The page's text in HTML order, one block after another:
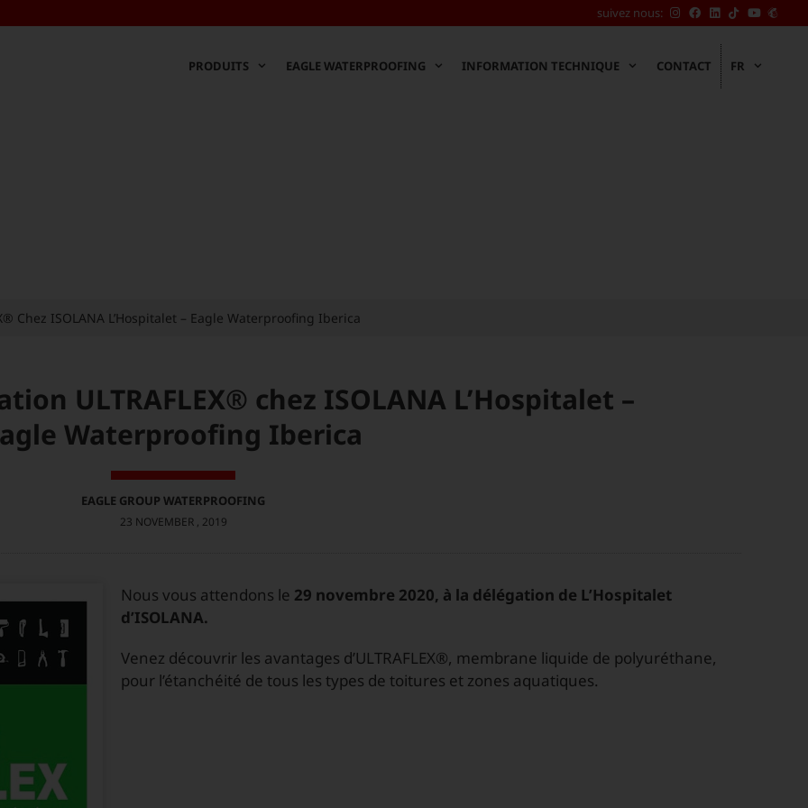
suivez nous:
PRODUITS EAGLE WATERPROOFING INFORMATION TECHNIQUE CONTACT FR
Chez ISOLANA L’Hospitalet – Eagle Waterproofing Iberica
ULTRAFLEX® chez ISOLANA L’Hospitalet –
Waterproofing Iberica
EAGLE GROUP WATERPROOFING
23 NOVEMBER , 2019
Nous vous attendons le 29 novembre 2020, à la délégation de L’Hospitalet
d’ISOLANA.
Venez découvrir les avantages d’ULTRAFLEX®, membrane liquide de polyuréthane,
pour l’étanchéité de tous les types de toitures et zones aquatiques.